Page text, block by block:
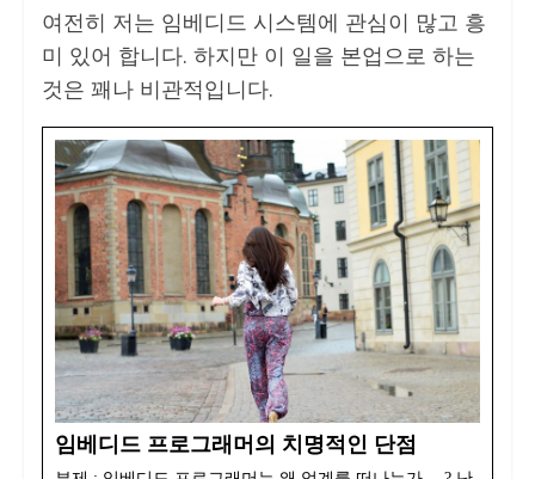
여전히 저는 임베디드 시스템에 관심이 많고 흥
미 있어 합니다. 하지만 이 일을 본업으로 하는
것은 꽤나 비관적입니다.
임베디드 프로그래머의 치명적인 단점